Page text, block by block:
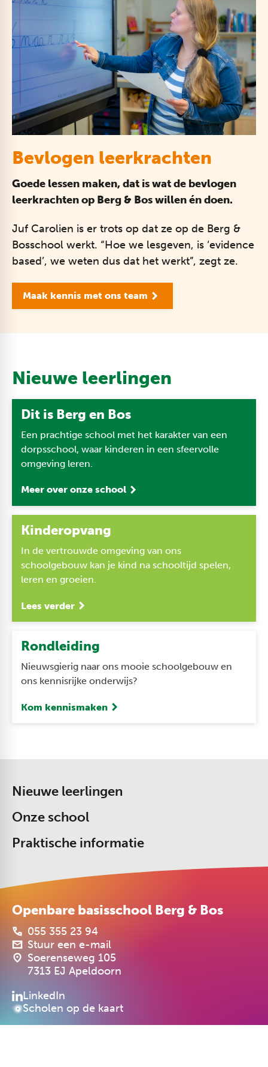
Bevlogen leerkrachten
Goede lessen maken, dat is wat de bevlogen
leerkrachten op Berg & Bos willen én doen.
Juf Carolien is er trots op dat ze op de Berg &
Bosschool werkt. “Hoe we lesgeven, is ‘evidence
based’, we weten dus dat het werkt”, zegt ze.
Maak kennis met ons team
Nieuwe leerlingen
Dit is Berg en Bos
Een prachtige school met het karakter van een
dorpsschool, waar kinderen in een sfeervolle
omgeving leren.
Meer over onze school
Kinderopvang
In de vertrouwde omgeving van ons
schoolgebouw kan je kind na schooltijd spelen,
leren en groeien.
Lees verder
Rondleiding
Nieuwsgierig naar ons mooie schoolgebouw en
ons kennisrijke onderwijs?
Kom kennismaken
Nieuwe leerlingen
Onze school
Praktische informatie
Openbare basisschool Berg & Bos
055 355 23 94
Stuur een e-mail
Soerenseweg 105
7313 EJ Apeldoorn
LinkedIn
Scholen op de kaart